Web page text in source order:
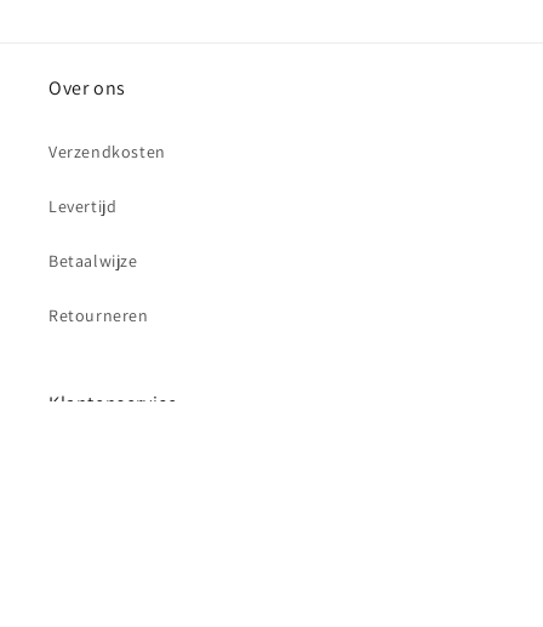
Over ons
Verzendkosten
Levertijd
Betaalwijze
Retourneren
Klantenservice